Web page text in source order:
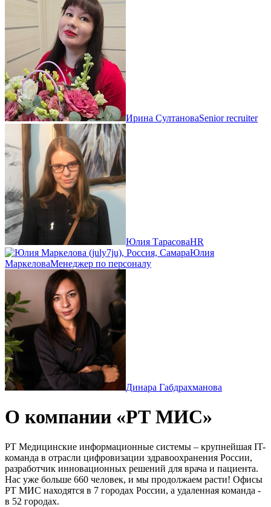
Ирина СултановаSenior recruiter
Юлия ТарасоваHR
Юлия
МаркеловаМенеджер по персоналу
Динара Габдрахманова
О компании «РТ МИС»
РТ Медицинские информационные системы – крупнейшая IT-
команда в отрасли цифровизации здравоохранения России,
разработчик инновационных решений для врача и пациента.
Нас уже больше 660 человек, и мы продолжаем расти! Офисы
РТ МИС находятся в 7 городах России, а удаленная команда -
в 52 городах.